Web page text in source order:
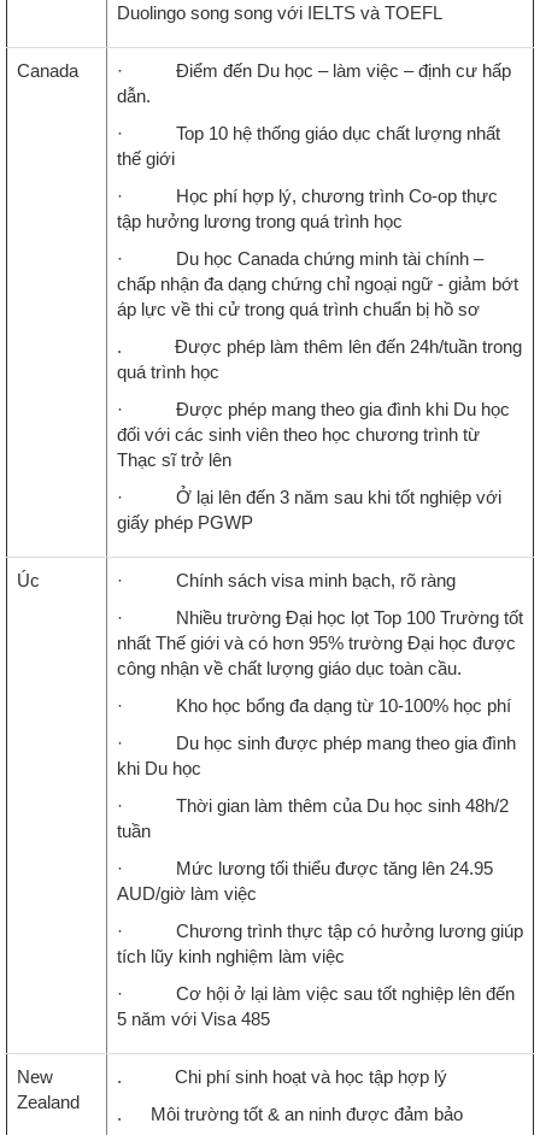
Duolingo song song với IELTS và TOEFL
Canada
· Điểm đến Du học – làm việc – định cư hấp
dẫn.
· Top 10 hệ thống giáo dục chất lượng nhất
thế giới
· Học phí hợp lý, chương trình Co-op thực
tập hưởng lương trong quá trình học
· Du học Canada chứng minh tài chính –
chấp nhận đa dạng chứng chỉ ngoại ngữ - giảm bớt
áp lực về thi cử trong quá trình chuẩn bị hồ sơ
. Được phép làm thêm lên đến 24h/tuần trong
quá trình học
· Được phép mang theo gia đình khi Du học
đối với các sinh viên theo học chương trình từ
Thạc sĩ trở lên
· Ở lại lên đến 3 năm sau khi tốt nghiệp với
giấy phép PGWP
Úc
· Chính sách visa minh bạch, rõ ràng
· Nhiều trường Đại học lọt Top 100 Trường tốt
nhất Thế giới và có hơn 95% trường Đại học được
công nhận về chất lượng giáo dục toàn cầu.
· Kho học bổng đa dạng từ 10-100% học phí
· Du học sinh được phép mang theo gia đình
khi Du học
· Thời gian làm thêm của Du học sinh 48h/2
tuần
· Mức lương tối thiểu được tăng lên 24.95
AUD/giờ làm việc
· Chương trình thực tập có hưởng lương giúp
tích lũy kinh nghiệm làm việc
· Cơ hội ở lại làm việc sau tốt nghiệp lên đến
5 năm với Visa 485
New
Zealand
. Chi phí sinh hoạt và học tập hợp lý
. Môi trường tốt & an ninh được đảm bảo